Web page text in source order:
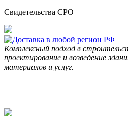
Свидетельства СРО
Комплексный подход в
проектирование и возведение
материалов и услуг.